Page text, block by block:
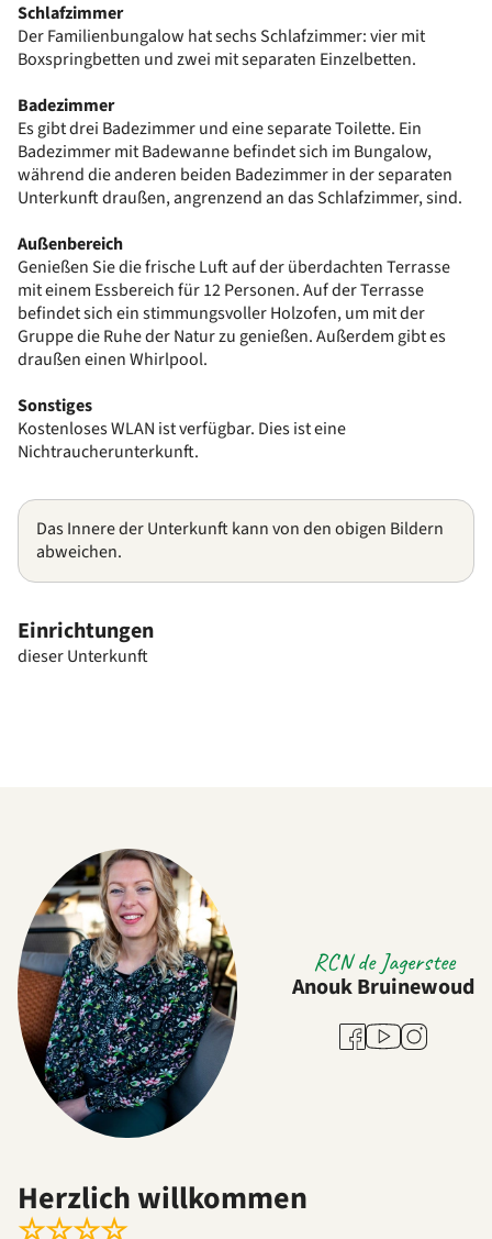
Schlafzimmer
Der Familienbungalow hat sechs Schlafzimmer: vier mit
Boxspringbetten und zwei mit separaten Einzelbetten.
Badezimmer
Es gibt drei Badezimmer und eine separate Toilette. Ein
Badezimmer mit Badewanne befindet sich im Bungalow,
während die anderen beiden Badezimmer in der separaten
Unterkunft draußen, angrenzend an das Schlafzimmer, sind.
Außenbereich
Genießen Sie die frische Luft auf der überdachten Terrasse
mit einem Essbereich für 12 Personen. Auf der Terrasse
befindet sich ein stimmungsvoller Holzofen, um mit der
Gruppe die Ruhe der Natur zu genießen. Außerdem gibt es
draußen einen Whirlpool.
Sonstiges
Kostenloses WLAN ist verfügbar. Dies ist eine
Nichtraucherunterkunft.
Das Innere der Unterkunft kann von den obigen Bildern
abweichen.
Einrichtungen
dieser Unterkunft
RCN de Jagerstee
Anouk Bruinewoud
Facebook
YoutubeInstagram
Herzlich willkommen